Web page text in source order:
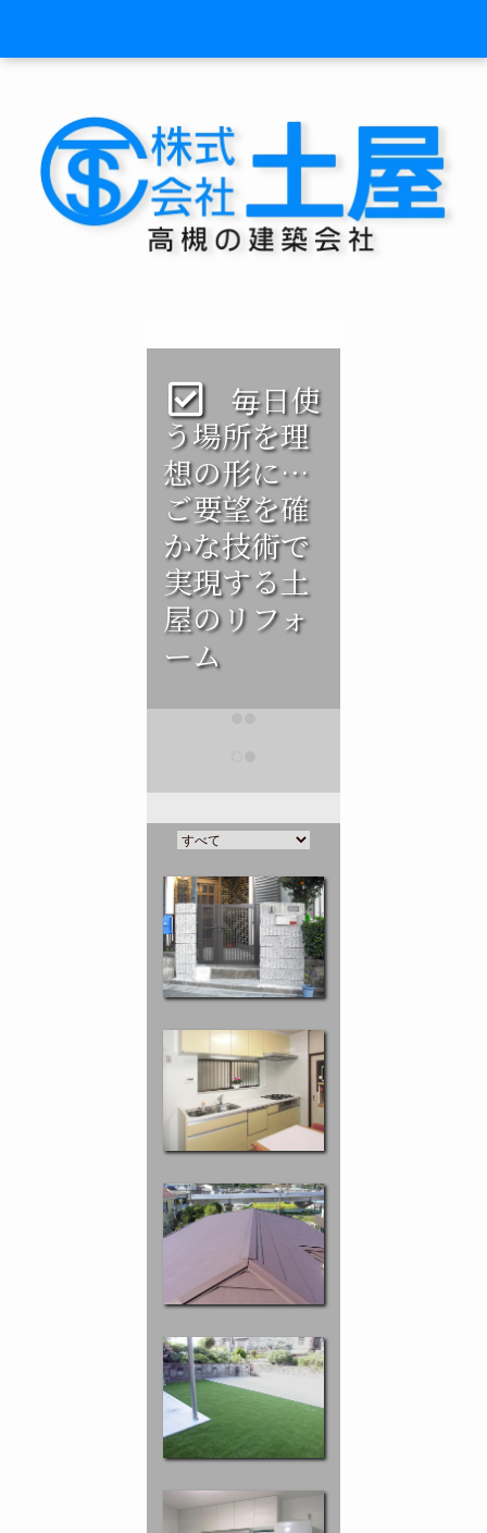
毎日使
う場所を理
想の形に…
ご要望を確
かな技術で
実現する土
屋のリフォ
ーム
門扉改修 D
町 H様邸
キッチン D
司 K様邸
屋根葺替 M
郡 Y様邸
裏庭改修 Y
町 M様邸
キッチン改